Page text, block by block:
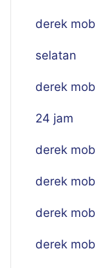
derek
selatan
derek
24 jam
derek
derek
derek
derek